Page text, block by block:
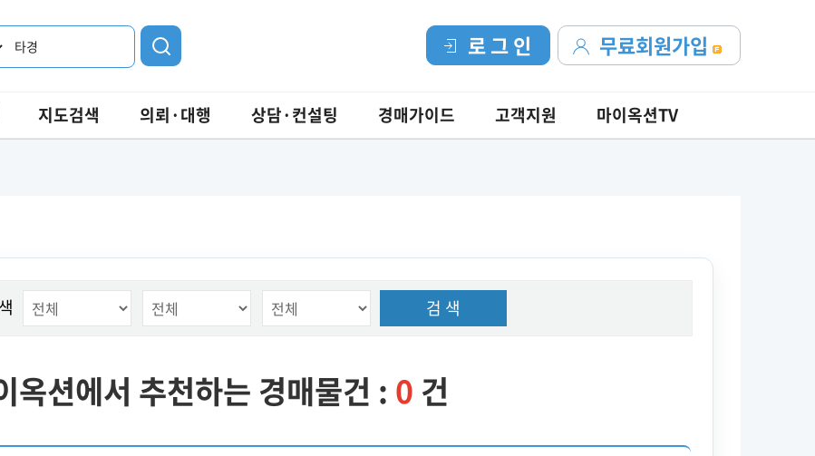
타경 무료회원가입
로 그 인
지도검색 의뢰·대행 상담·컨설팅 경매가이드 고객지원 마이옥션TV
검 색
옥션에서 추천하는 경매물건 : 0 건